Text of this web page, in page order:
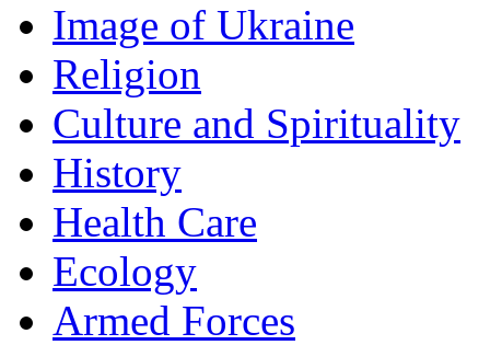
Image of Ukraine
Religion
Culture and Spirituality
History
Health Care
Ecology
Armed Forces